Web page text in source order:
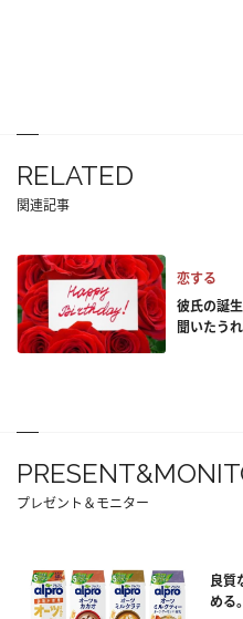
RELATED
関連記事
恋する
彼氏の誕
聞いたう
プレゼント＆モニター
良質
める